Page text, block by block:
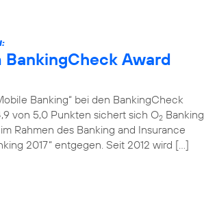
BankingCheck Award
Banking“ bei den BankingCheck
von 5,0 Punkten sichert sich O2 Banking
Rahmen des Banking and Insurance
2017“ entgegen. Seit 2012 wird […]